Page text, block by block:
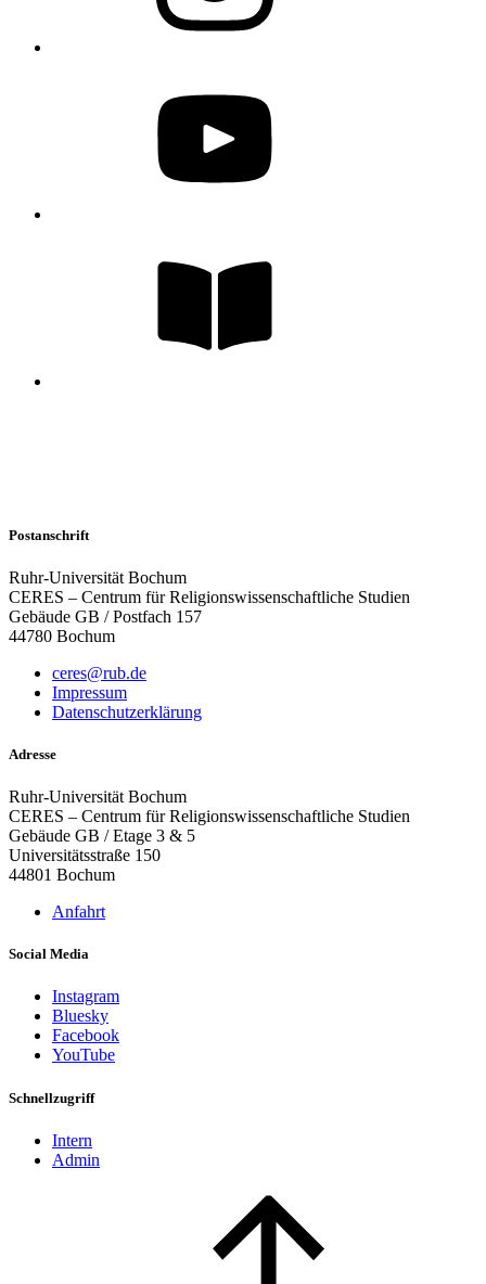
Postanschrift
Ruhr-Universität Bochum
CERES – Centrum für Religionswissenschaftliche Studien
Gebäude GB / Postfach 157
44780 Bochum
ceres@rub.de
Impressum
Datenschutzerklärung
Adresse
Ruhr-Universität Bochum
CERES – Centrum für Religionswissenschaftliche Studien
Gebäude GB / Etage 3 & 5
Universitätsstraße 150
44801 Bochum
Anfahrt
Social Media
Instagram
Bluesky
Facebook
YouTube
Schnellzugriff
Intern
Admin